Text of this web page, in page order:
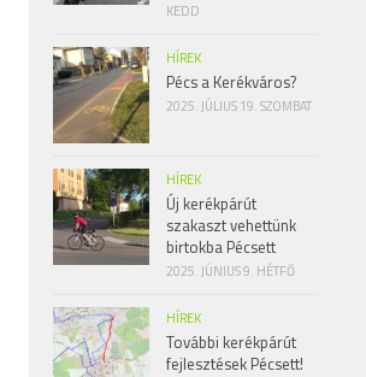
KEDD
HÍREK
Pécs a Kerékváros?
2025. JÚLIUS 19. SZOMBAT
HÍREK
Új kerékpárút
szakaszt vehettünk
birtokba Pécsett
2025. JÚNIUS 9. HÉTFŐ
HÍREK
További kerékpárút
fejlesztések Pécsett!